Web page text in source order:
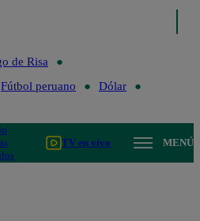
de Risa
Fútbol peruano
Dólar
TV en vivo MENÚ